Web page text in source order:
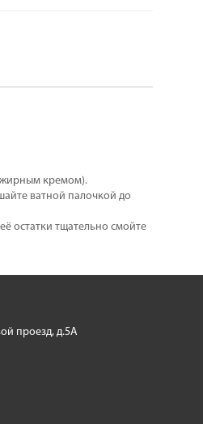
жирным кремом).
ватной палочкой до
остатки тщательно смойте
проезд, д.5А